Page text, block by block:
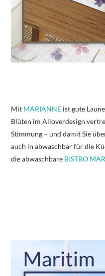
Mit MARIANNE ist gute
Blüten im Alloverdesign
Stimmung – und damit Sie
auch in abwaschbar für die
die abwaschbare BISTRO